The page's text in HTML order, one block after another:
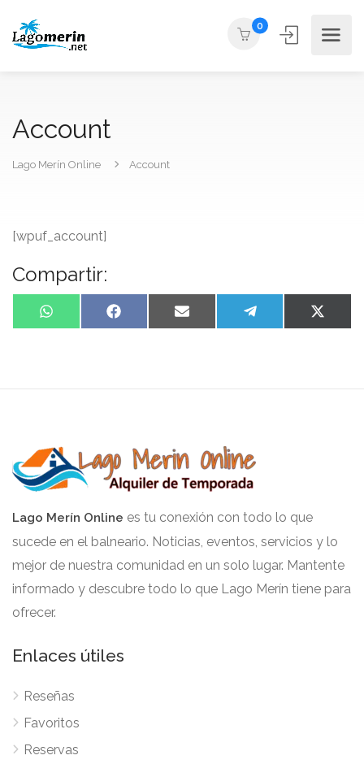
0
Account
Lago Merín Online Account
[wpuf_account]
Compartir:
WhatsApp Facebook Email Telegram X
Lago Merín Online es tu conexión con todo lo que
sucede en el balneario. Noticias, eventos, servicios y lo
mejor de nuestra comunidad en un solo lugar. Mantente
informado y descubre todo lo que Lago Merín tiene para
ofrecer.
Enlaces útiles
Reseñas
Favoritos
Reservas